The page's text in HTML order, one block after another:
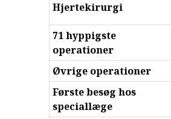
Hjertekirurgi
71 hyppigste
operationer
Øvrige operationer
Første besøg hos
speciallæge